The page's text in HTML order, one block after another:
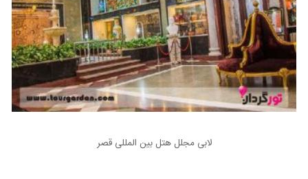
لابی مجلل هتل بین المللی قصر